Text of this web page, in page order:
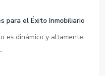
para el Éxito Inmobiliario
es dinámico y altamente